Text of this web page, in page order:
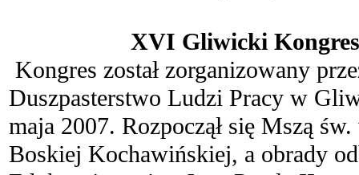
XVI Gliwicki
Kongres został zorganizowany
Duszpasterstwo Ludzi Pracy w
maja 2007. Rozpoczął się Mszą
Boskiej Kochawińskiej, a obrady